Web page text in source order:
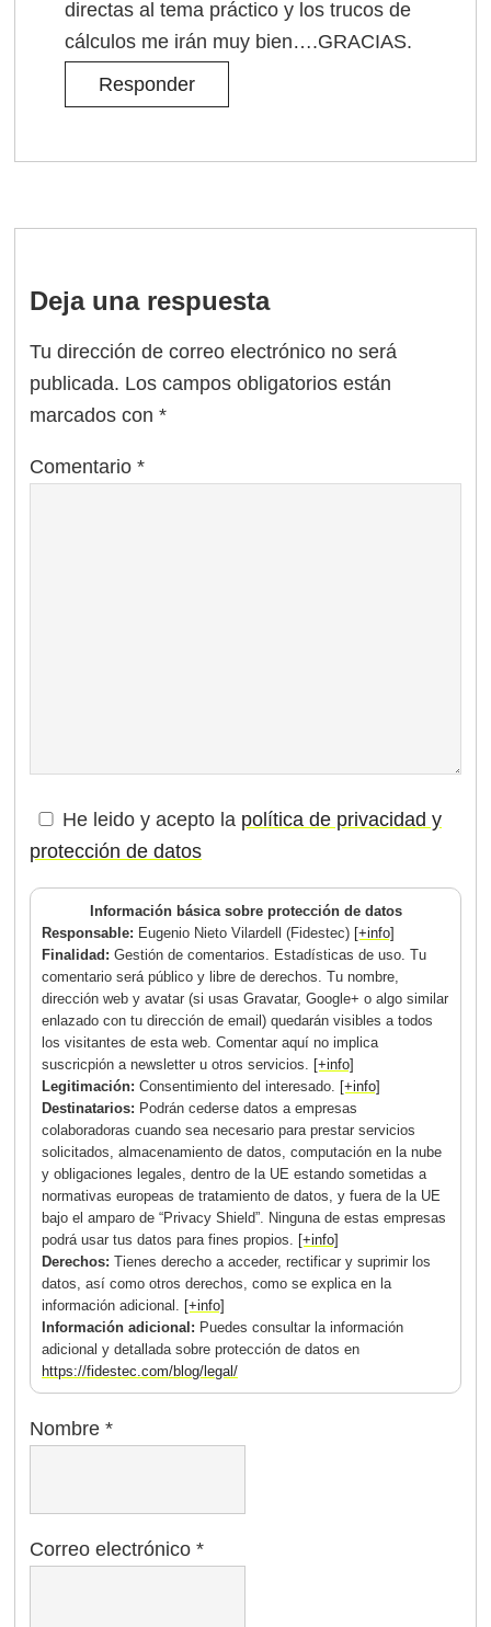
directas al tema práctico y los trucos de
cálculos me irán muy bien….GRACIAS.
Responder
Deja una respuesta
Tu dirección de correo electrónico no será
publicada. Los campos obligatorios están
marcados con*
Comentario*
He leido y acepto la política de privacidad y
protección de datos
Información básica sobre protección de datos
Responsable: Eugenio Nieto Vilardell (Fidestec) [+info]
Finalidad:Gestión de comentarios. Estadísticas de uso. Tu
comentario será público y libre de derechos. Tu nombre,
dirección web y avatar (si usas Gravatar, Google+ o algo similar
enlazado con tu dirección de email) quedarán visibles a todos
los visitantes de esta web. Comentar aquí no implica
suscricpión a newsletter u otros servicios. [+info]
Legitimación:Consentimiento del interesado. [+info]
Destinatarios: Podrán cederse datos a empresas
colaboradoras cuando sea necesario para prestar servicios
solicitados, almacenamiento de datos, computación en la nube
y obligaciones legales, dentro de la UE estando sometidas a
normativas europeas de tratamiento de datos, y fuera de la UE
bajo el amparo de “Privacy Shield”. Ninguna de estas empresas
podrá usar tus datos para fines propios. [+info]
Derechos:Tienes derecho a acceder, rectificar y suprimir los
datos, así como otros derechos, como se explica en la
información adicional. [+info]
Información adicional: Puedes consultar la información
adicional y detallada sobre protección de datos en
https://fidestec.com/blog/legal/
Nombre*
Correo electrónico*